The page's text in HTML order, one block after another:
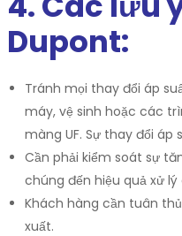
Dupont:
Tránh mọi thay đổi áp
máy, vệ sinh hoặc các
màng UF. Sự thay đổi
Cần phải kiểm soát sự
chúng đến hiệu quả xử lý
Khách hàng cần tuân
xuất.